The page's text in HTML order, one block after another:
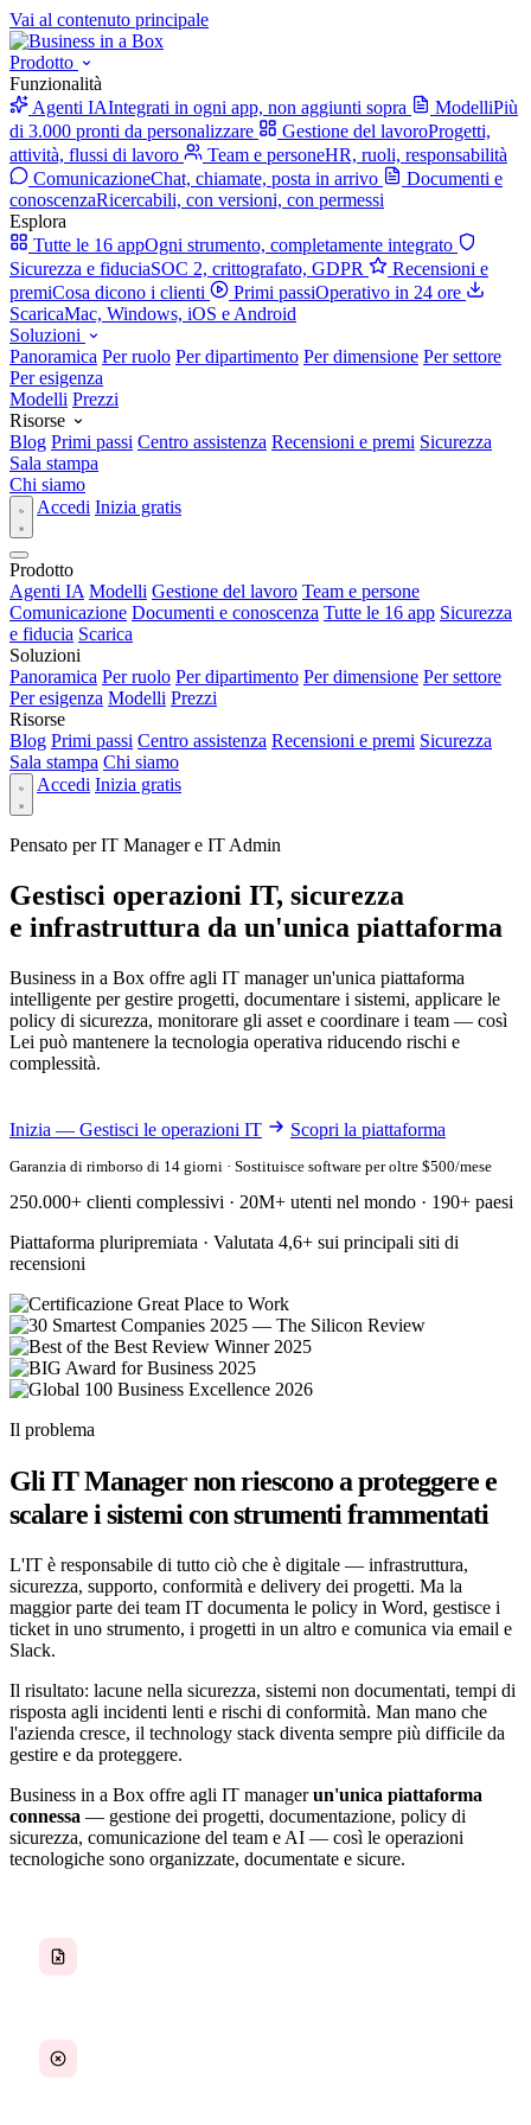
Vai al contenuto principale
Prodotto
Funzionalità
Agenti IAIntegrati in ogni app, non aggiunti sopra ModelliPiù
di 3.000 pronti da personalizzare
Gestione del lavoroProgetti,
attività, flussi di lavoro
Team e personeHR, ruoli, responsabilità
ComunicazioneChat, chiamate, posta in arrivo
Documenti e
conoscenzaRicercabili, con versioni, con permessi
Esplora
Tutte le 16 appOgni strumento, completamente integrato
Sicurezza e fiduciaSOC 2, crittografato, GDPR
Recensioni e
premiCosa dicono i clienti Primi passiOperativo in 24 ore
ScaricaMac, Windows, iOS e Android
Soluzioni
Panoramica Per ruolo Per dipartimento Per dimensione Per settore
Per esigenza
Modelli Prezzi
Risorse
Blog Primi passi Centro assistenza Recensioni e premi Sicurezza
Sala stampa
Chi siamo
Accedi Inizia gratis
Prodotto
Agenti IA Modelli Gestione del lavoro Team e persone
Comunicazione Documenti e conoscenza Tutte le 16 app Sicurezza
e fiducia Scarica
Soluzioni
Panoramica Per ruolo Per dipartimento Per dimensione Per settore
Per esigenza Modelli Prezzi
Risorse
Blog Primi passi Centro assistenza Recensioni e premi Sicurezza
Sala stampa Chi siamo
Accedi Inizia gratis
Pensato per IT Manager e IT Admin
Gestisci operazioni IT, sicurezza
e infrastruttura da un'unica piattaforma
Business in a Box offre agli IT manager un'unica piattaforma
intelligente per gestire progetti, documentare i sistemi, applicare le
policy di sicurezza, monitorare gli asset e coordinare i team — così
Lei può mantenere la tecnologia operativa riducendo rischi e
complessità.
Inizia — Gestisci le operazioni IT Scopri la piattaforma
Garanzia di rimborso di 14 giorni · Sostituisce software per oltre $500/mese
250.000+ clienti complessivi · 20M+ utenti nel mondo · 190+ paesi
Piattaforma pluripremiata · Valutata 4,6+ sui principali siti di
recensioni
Il problema
Gli IT Manager non riescono a proteggere e
scalare i sistemi con strumenti frammentati
L'IT è responsabile di tutto ciò che è digitale — infrastruttura,
sicurezza, supporto, conformità e delivery dei progetti. Ma la
maggior parte dei team IT documenta le policy in Word, gestisce i
ticket in uno strumento, i progetti in un altro e comunica via email e
Slack.
Il risultato: lacune nella sicurezza, sistemi non documentati, tempi di
risposta agli incidenti lenti e rischi di conformità. Man mano che
l'azienda cresce, il technology stack diventa sempre più difficile da
gestire e da proteggere.
Business in a Box offre agli IT managerun'unica piattaforma
connessa — gestione dei progetti, documentazione, policy di
sicurezza, comunicazione del team e AI — così le operazioni
tecnologiche sono organizzate, documentate e sicure.